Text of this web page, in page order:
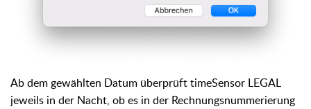
Ab dem gewählten Datum überprüft timeSensor LEGAL
jeweils in der Nacht, ob es in der Rechnungsnummerierung